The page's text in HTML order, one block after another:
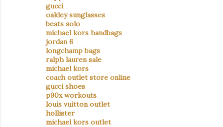
gucci
oakley sunglasses
beats solo
michael kors handbags
jordan 6
longchamp bags
ralph lauren sale
michael kors
coach outlet store online
gucci shoes
p90x workouts
louis vuitton outlet
hollister
michael kors outlet